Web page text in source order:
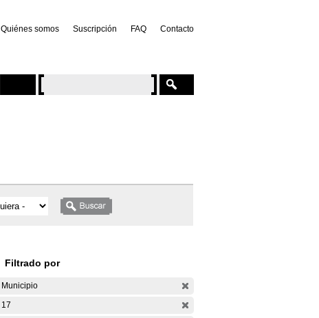
Quiénes somos Suscripción FAQ Contacto
Filtrado por
Municipio
17